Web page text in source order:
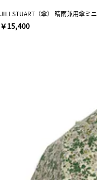
JILLSTUART（傘） 晴雨兼用傘ミニ
￥15,400